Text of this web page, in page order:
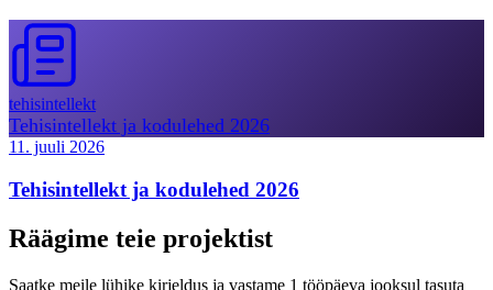
tehisintellekt
Tehisintellekt ja kodulehed 2026
11. juuli 2026
Tehisintellekt ja kodulehed 2026
Räägime teie projektist
Saatke meile lühike kirjeldus ja vastame 1 tööpäeva jooksul tasuta